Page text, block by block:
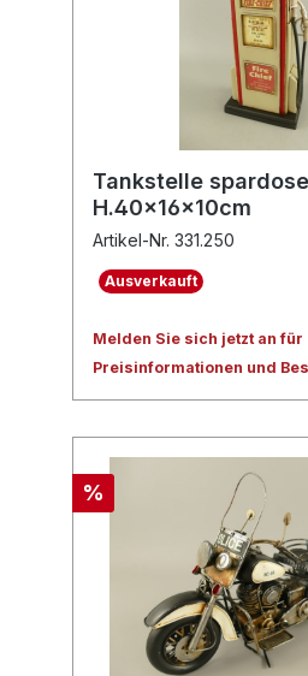
Tankstelle
H.40x16x10cm
Artikel-Nr. 331.250
Ausverkauft
Melden Sie sich jetzt an für
Preisinformationen und
%